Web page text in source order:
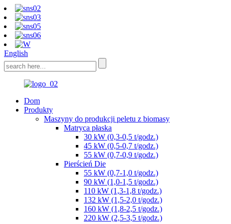
English
Dom
Produkty
Maszyny do produkcji peletu z biomasy
Matryca płaska
30 kW (0,3-0,5 t/godz.)
45 kW (0,5-0,7 t/godz.)
55 kW (0,7-0,9 t/godz.)
Pierścień Die
55 kW (0,7-1,0 t/godz.)
90 kW (1,0-1,5 t/godz.)
110 kW (1,3-1,8 t/godz.)
132 kW (1,5-2,0 t/godz.)
160 kW (1,8-2,5 t/godz.)
220 kW (2,5-3,5 t/godz.)